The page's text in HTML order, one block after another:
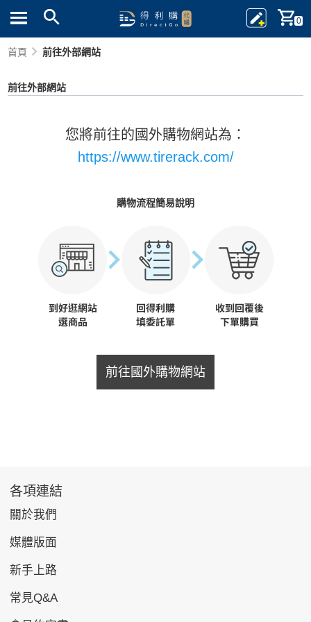
0
首頁 前往外部網站
前往外部網站
您將前往的國外購物網站為：
https://www.tirerack.com/
購物流程簡易說明
前往國外購物網站
各項連結
關於我們
媒體版面
新手上路
常見Q&A